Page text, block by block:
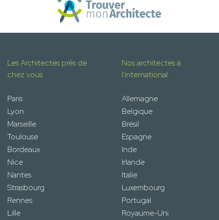
Les Architectes près de
chez vous
Paris
Lyon
Marseille
Toulouse
Bordeaux
Nice
Nantes
Strasbourg
Rennes
Lille
Nos architectes à
l'international
Allemagne
Belgique
Brésil
Espagne
Inde
Irlande
Italie
Luxembourg
Portugal
Royaume-Uni